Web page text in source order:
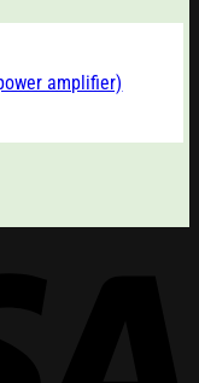
amplifier)